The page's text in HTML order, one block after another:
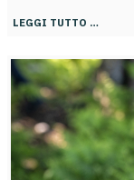
LEGGI TUTTO …